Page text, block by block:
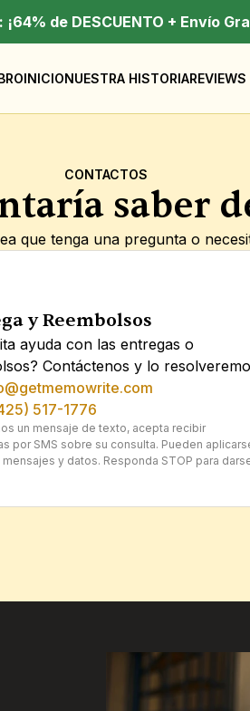
de DESCUENTO + Envío
INICIONUESTRA HISTORIAREVIEWS
CONTACTOS
saber
que tenga una pregunta o
y Reembolsos
ayuda con las entregas o
Contáctenos y lo
517-1776
un mensaje de texto, acepta recibir
por SMS sobre su consulta. Pueden
y datos. Responda STOP para